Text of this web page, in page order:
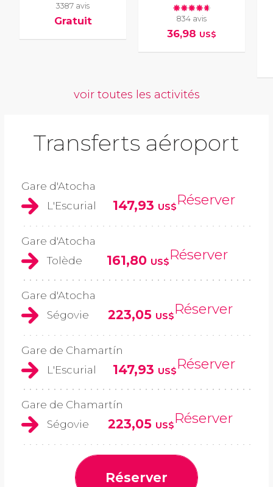
3387 avis
Gratuit 834 avis
36,98 US$
voir toutes les activités
Transferts aéroport
Gare d'Atocha
L'Escurial
147,93 US$Réserver
Gare d'Atocha
Tolède
161,80 US$Réserver
Gare d'Atocha
Ségovie
223,05 US$Réserver
Gare de Chamartín
L'Escurial
147,93 US$Réserver
Gare de Chamartín
Ségovie
223,05 US$Réserver
Réserver